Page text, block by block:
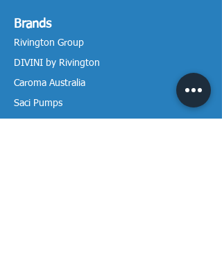
Brands
Rivington Group
DIVINI by Rivington
Caroma Australia
Saci Pumps